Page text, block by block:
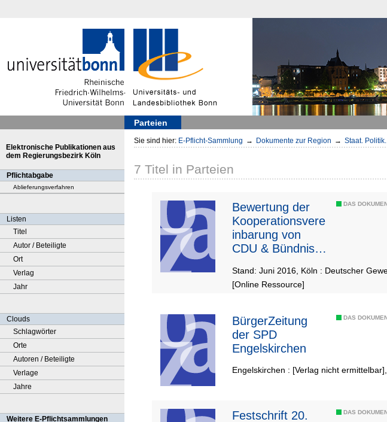
Parteien
Elektronische Publikationen aus
dem Regierungsbezirk Köln
Pflichtabgabe
Ablieferungsverfahren
Listen
Titel
Autor / Beteiligte
Ort
Verlag
Jahr
Clouds
Schlagwörter
Orte
Autoren / Beteiligte
Verlage
Jahre
Weitere E-Pflichtsammlungen
Sie sind hier: E-Pflicht-Sammlung → Dokumente zur Region → Staat.
7 Titel in Parteien
DAS
Bewertung der
Kooperationsvere
inbarung von
CDU & Bündnis
Stand: Juni 2016, Köln : Deutscher
[Online Ressource]
DAS
BürgerZeitung
der SPD
Engelskirchen
Engelskirchen : [Verlag nicht
DAS
Festschrift 20.